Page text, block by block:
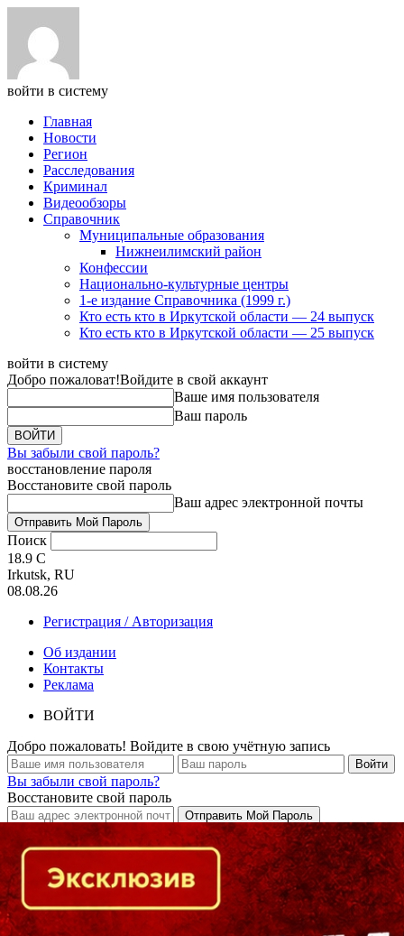
войти в систему
Главная
Новости
Регион
Расследования
Криминал
Видеообзоры
Справочник
Муниципальные образования
Нижнеилимский район
Конфессии
Национально-культурные центры
1-е издание Справочника (1999 г.)
Кто есть кто в Иркутской области — 24 выпуск
Кто есть кто в Иркутской области — 25 выпуск
войти в систему
Добро пожаловат!Войдите в свой аккаунт
Ваше имя пользователя
Ваш пароль
Вы забыли свой пароль?
восстановление пароля
Восстановите свой пароль
Ваш адрес электронной почты
Поиск
18.9 C
Irkutsk, RU
08.08.26
Регистрация / Авторизация
Об издании
Контакты
Реклама
ВОЙТИ
Добро пожаловать! Войдите в свою учётную запись
Вы забыли свой пароль?
Восстановите свой пароль
Кто есть кто в Байкальском регионе